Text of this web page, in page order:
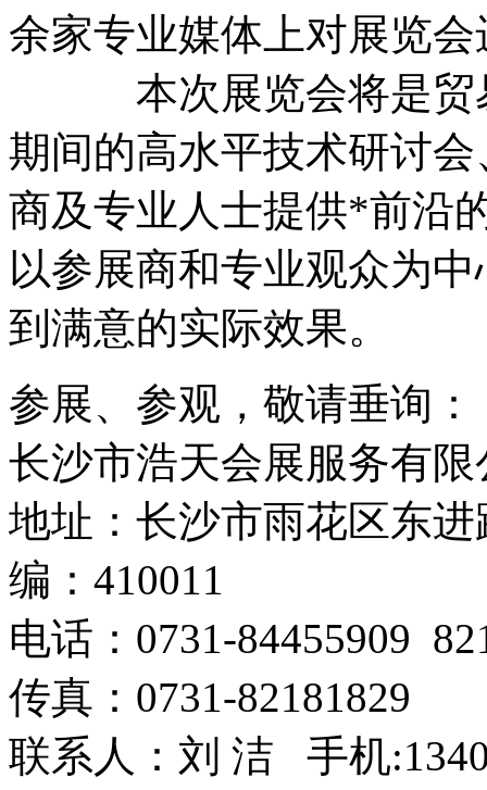
余家专业媒体上对展览
本次展览会将是贸易
期间的高水平技术研讨
商及专业人士提供*前沿
以参展商和专业观众为
到满意的实际效果。
参展、参观，敬请垂询：
长沙市浩天会展服务有限
地址：长沙市雨花区东
编：410011
电话：0731-84455909
传真：0731-82181829
联系人：刘 洁 手机